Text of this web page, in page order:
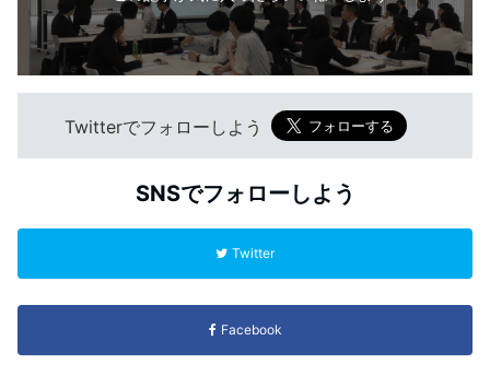
Twitterでフォローしよう
SNSでフォローしよう
Twitter
Facebook